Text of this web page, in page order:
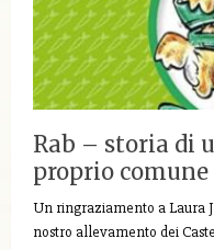
Rab – storia di
proprio comune
Un ringraziamento a Laura
nostro allevamento dei